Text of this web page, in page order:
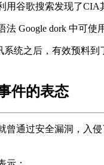
用谷歌搜索发现了
Google dork 中可使
统之后，有效预料
件的表态
曾通过安全漏洞，入